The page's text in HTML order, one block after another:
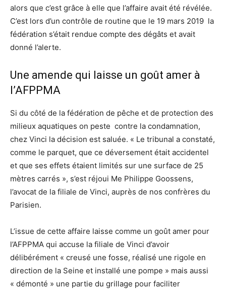
alors que c’est grâce à elle que l’affaire avait été révélée.
C’est lors d’un contrôle de routine que le 19 mars 2019 la
fédération s’était rendue compte des dégâts et avait
donné l’alerte.
Une amende qui laisse un goût amer à
l’AFPPMA
Si du côté de la fédération de pêche et de protection des
milieux aquatiques on peste contre la condamnation,
chez Vinci la décision est saluée. « Le tribunal a constaté,
comme le parquet, que ce déversement était accidentel
et que ses effets étaient limités sur une surface de 25
mètres carrés », s’est réjoui Me Philippe Goossens,
l’avocat de la filiale de Vinci, auprès de nos confrères du
Parisien.
L’issue de cette affaire laisse comme un goût amer pour
l’AFPPMA qui accuse la filiale de Vinci d’avoir
délibérément « creusé une fosse, réalisé une rigole en
direction de la Seine et installé une pompe » mais aussi
« démonté » une partie du grillage pour faciliter